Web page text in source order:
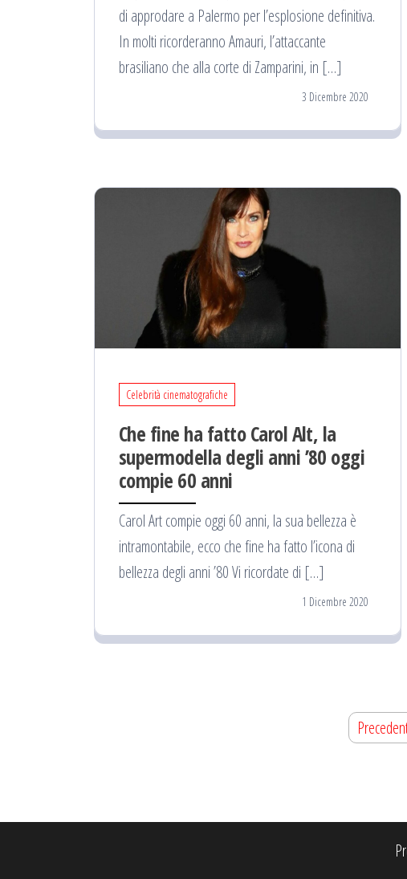
di approdare a Palermo per l’esplosione definitiva.
In molti ricorderanno Amauri, l’attaccante
brasiliano che alla corte di Zamparini, in […]
3 Dicembre 2020
Celebrità cinematografiche
Che fine ha fatto Carol Alt, la
supermodella degli anni ’80 oggi
compie 60 anni
Carol Art compie oggi 60 anni, la sua bellezza è
intramontabile, ecco che fine ha fatto l’icona di
bellezza degli anni ’80 Vi ricordate di […]
1 Dicembre 2020